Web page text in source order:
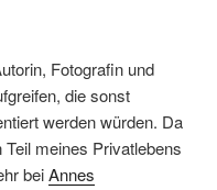
Fotografin und
die sonst
werden würden. Da
meines Privatlebens
beiAnnes